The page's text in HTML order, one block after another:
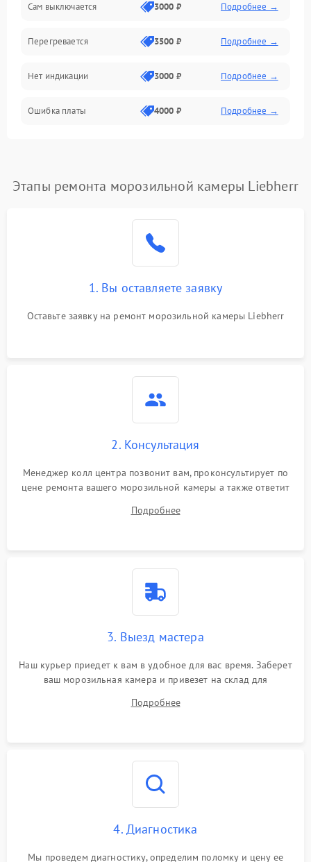
Сам выключается 3000 ₽ Подробнее →
Перегревается 3500 ₽ Подробнее →
Нет индикации 3000 ₽ Подробнее →
Ошибка платы 4000 ₽ Подробнее →
Этапы ремонта морозильной камеры Liebherr
1. Вы оставляете заявку
Оставьте заявку на ремонт морозильной камеры Liebherr
2. Консультация
Менеджер колл центра позвонит вам, проконсультирует по
цене ремонта вашего морозильной камеры а также ответит
Подробнее
3. Выезд мастера
Наш курьер приедет к вам в удобное для вас время. Заберет
ваш морозильная камера и привезет на склад для
Подробнее
4. Диагностика
Мы проведем диагностику, определим поломку и цену ее